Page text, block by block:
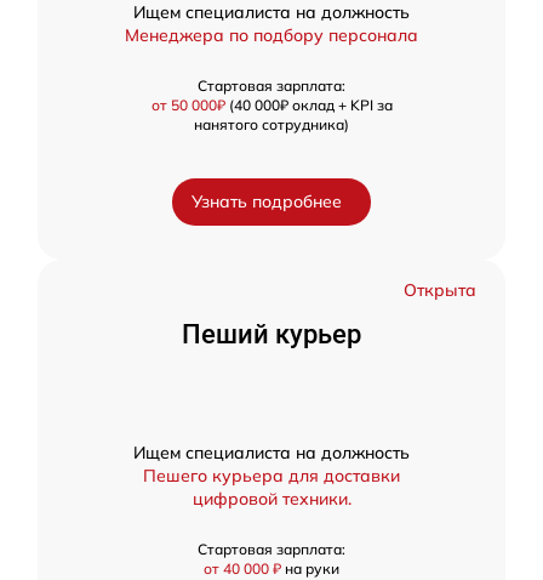
Ищем специалиста на должность
Менеджера по подбору персонала
Стартовая зарплата:
от 50 000₽(40 000₽ оклад + KPI за
нанятого сотрудника)
Узнать подробнее
Открыта
Пеший курьер
Ищем специалиста на должность
Пешего курьера для доставки
цифровой техники.
Стартовая зарплата:
от 40 000 ₽ на руки